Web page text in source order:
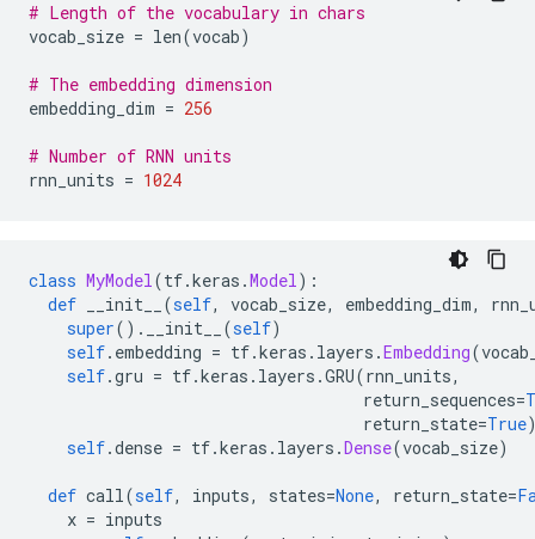
# Length of the vocabulary in chars
vocab_size = len(vocab)
# The embedding dimension
embedding_dim = 256
# Number of RNN units
rnn_units = 1024
class MyModel(tf.keras .Model):
def __init__ (self, vocab_size, embedding_dim,
super(). __init__ (self)
self. embedding = tf.keras . layers .Embedding(
self.gru = tf.keras . layers .GRU(rnn_units,
return_sequences=
return_state=True
self.dense = tf.keras . layers .Dense(vocab_size)
def call(self, inputs, states=None, return_state=
x = inputs